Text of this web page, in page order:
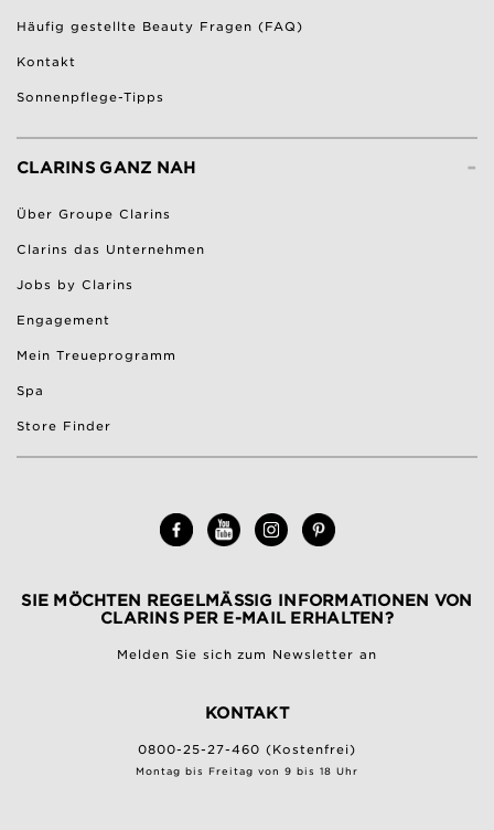
Häufig gestellte Beauty Fragen (FAQ)
Kontakt
Sonnenpflege-Tipps
-
CLARINS GANZ NAH
Über Groupe Clarins
Clarins das Unternehmen
Jobs by Clarins
Engagement
Mein Treueprogramm
Spa
Store Finder
SIE MÖCHTEN REGELMÄSSIG INFORMATIONEN VON C
LARINS PER E-MAIL ERHALTEN?
Melden Sie sich zum Newsletter an
KONTAKT
0800-25-27-460 (Kostenfrei)
Montag bis Freitag von 9 bis 18 Uhr